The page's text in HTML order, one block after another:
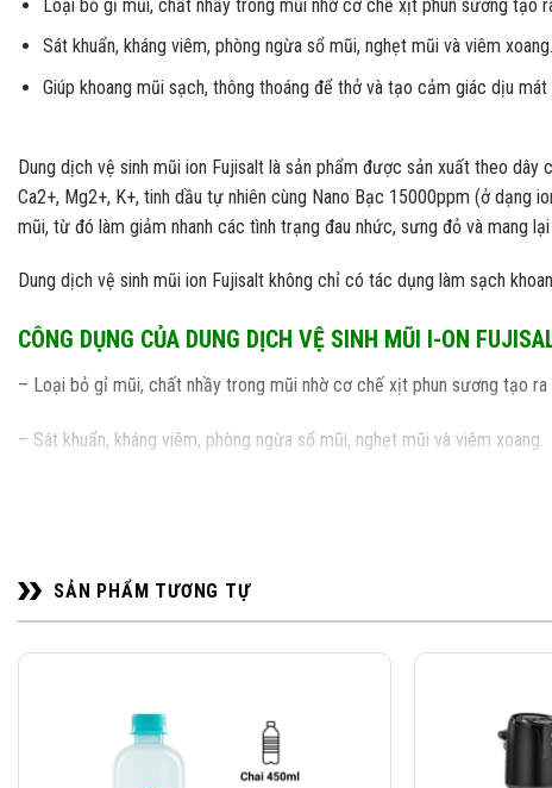
Loại bỏ gỉ mũi, chất nhầy trong mũi nhờ cơ chế xịt phun sương tạo
Sát khuẩn, kháng viêm, phòng ngừa sổ mũi, nghẹt mũi và viêm xoang.
Giúp khoang mũi sạch, thông thoáng để thở và tạo cảm giác dịu mát
Dung dịch vệ sinh mũi ion Fujisalt là sản phẩm được sản xuất theo
Ca2+, Mg2+, K+, tinh dầu tự nhiên cùng Nano Bạc 15000ppm (ở
mũi, từ đó làm giảm nhanh các tình trạng đau nhức, sưng đỏ và mang
Dung dịch vệ sinh mũi ion Fujisalt không chỉ có tác dụng làm sạch
CÔNG DỤNG CỦA DUNG DỊCH VỆ SINH MŨI I-ON
– Loại bỏ gỉ mũi, chất nhầy trong mũi nhờ cơ chế xịt phun sương tạo
– Sát khuẩn, kháng viêm, phòng ngừa sổ mũi, nghẹt mũi và viêm xoang.
– Sản phẩm an toàn cả khi sử dụng lâu dài cho phụ nữ mang thai và cho
–Hương Biển: Dành cho trẻ em trên 1 tuổi
Hương The Mát: Dành cho trẻ em trên 3 tuổi
– Dùng cho người bị nghẹt mũi, sổ mũi, viêm hô hấp trên, viêm mũi dị
SẢN PHẨM TƯƠNG TỰ